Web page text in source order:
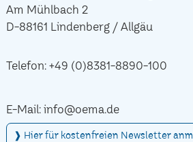
Am Mühlbach 2
D-88161 Lindenberg / Allgäu
Telefon: +49 (0)8381-8890-100
E-Mail: info@oema.de
❱ Hier für kostenfreien Newsletter